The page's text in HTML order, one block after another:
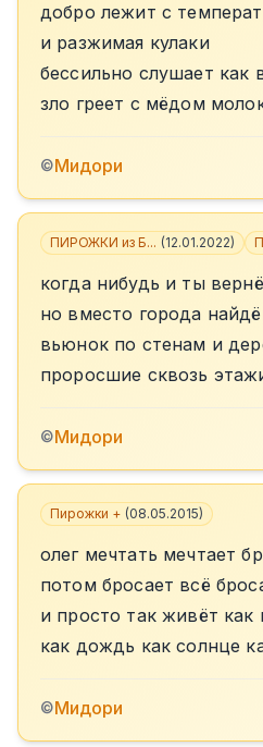
добро лежит с
и разжимая кулаки
бессильно слушает как
зло греет с мёдом
©Мидори
ПИРОЖКИ из Б... (12.01.2022)
когда нибудь и ты
но вместо города
вьюнок по стенам и
проросшие сквозь
©Мидори
Пирожки + (08.05.2015)
олег мечтать мечтает
потом бросает всё
и просто так живёт как
как дождь как солнце
©Мидори